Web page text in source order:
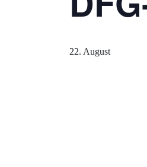
22. August